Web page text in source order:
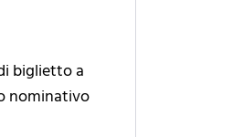
biglietto a
nominativo